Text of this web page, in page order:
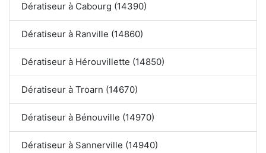
Dératiseur à Cabourg (14390)
Dératiseur à Ranville (14860)
Dératiseur à Hérouvillette (14850)
Dératiseur à Troarn (14670)
Dératiseur à Bénouville (14970)
Dératiseur à Sannerville (14940)